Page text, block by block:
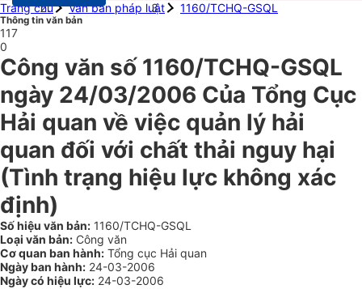
Trang chủ
Văn bản pháp luật 1160/TCHQ-GSQL
Thông tin văn bản
117
0
Công văn số 1160/TCHQ-GSQL
ngày 24/03/2006 Của Tổng Cục
Hải quan về việc quản lý hải
quan đối với chất thải nguy hại
(Tình trạng hiệu lực không xác
định)
Số hiệu văn bản: 1160/TCHQ-GSQL
Loại văn bản: Công văn
Cơ quan ban hành: Tổng cục Hải quan
Ngày ban hành: 24-03-2006
Ngày có hiệu lực: 24-03-2006